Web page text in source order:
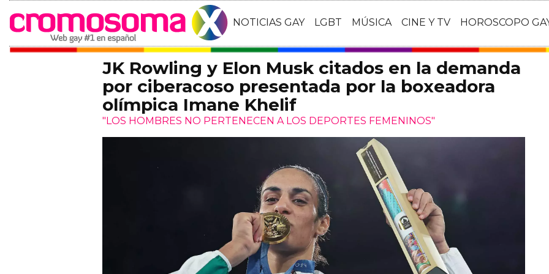
NOTICIAS GAY LGBT MÚSICA CINE Y TV HOROSCOPO
JK Rowling y Elon Musk citados en la demanda
por ciberacoso presentada por la boxeadora
olímpica Imane Khelif
"LOS HOMBRES NO PERTENECEN A LOS DEPORTES FEMENINOS"